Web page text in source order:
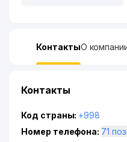
КонтактыО
Контакты
Код страны: +998
Номер телефона:
71